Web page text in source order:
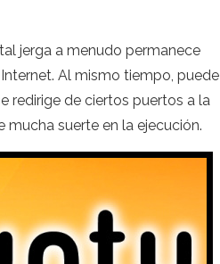
jerga a menudo permanece
Al mismo tiempo, puede
redirige de ciertos puertos a la
mucha suerte en la ejecución.